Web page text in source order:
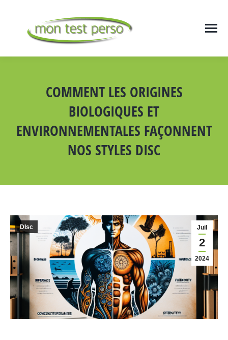
COMMENT LES ORIGINES
BIOLOGIQUES ET
ENVIRONNEMENTALES FAÇONNENT
NOS STYLES DISC
Juil
2
2024
DIsc